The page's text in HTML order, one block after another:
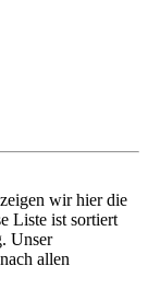
wir hier die
Liste ist sortiert
Unser
allen